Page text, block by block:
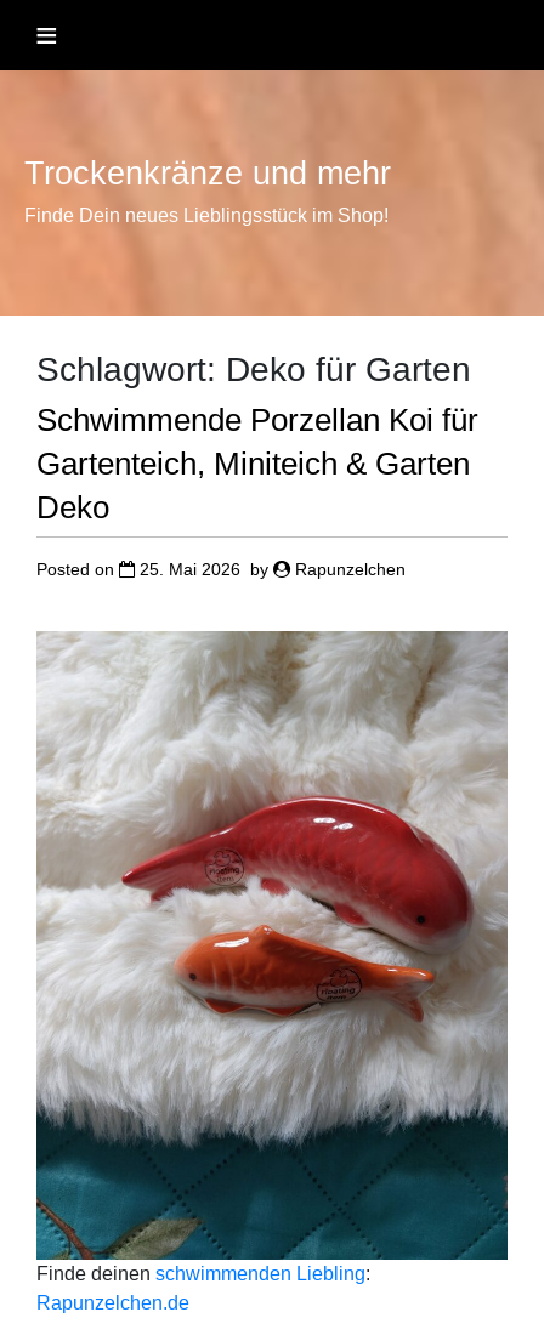
content
≡
Trockenkränze und mehr
Finde Dein neues Lieblingsstück im Shop!
Schlagwort: Deko für Garten
Schwimmende Porzellan Koi für
Gartenteich, Miniteich & Garten
Deko
Posted on 25. Mai 2026 by Rapunzelchen
Fin­de dei­nen schwim­men­den Lieb­ling:
Rapunzelchen.de